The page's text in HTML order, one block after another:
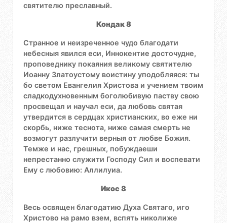
святителю преславный.
Кондак 8
Странное и неизреченное чудо благодати
небесныя явился еси, Иннокентие досточудне,
проповеднику покаяния великому святителю
Иоанну Златоустому воистину уподобляяся: ты
бо светом Евангелия Христова и учением твоим
сладкодухновенным боголюбивую паству свою
просвещал и научал еси, да любовь святая
утвердится в сердцах христианских, во еже ни
скорбь, ниже теснота, ниже самая смерть не
возмогут разлучити верныя от любве Божия.
Темже и нас, грешных, побуждаеши
непрестанно служити Господу Сил и воспевати
Ему с любовию: Аллилуиа.
Икос 8
Весь освящен благодатию Духа Святаго, иго
Христово на рамо взем, вспять николиже